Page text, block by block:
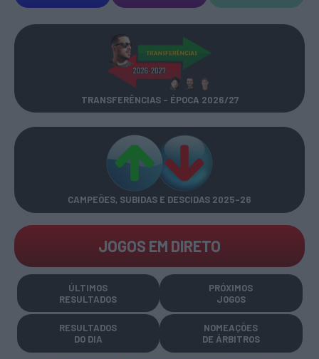
TRANSFERÊNCIAS - ÉPOCA 2026/27
CAMPEÕES, SUBIDAS E DESCIDAS 2025-26
JOGOS EM DIRETO
ÚLTIMOS
RESULTADOS
PRÓXIMOS
JOGOS
RESULTADOS
DO DIA
NOMEAÇÕES
DE ÁRBITROS